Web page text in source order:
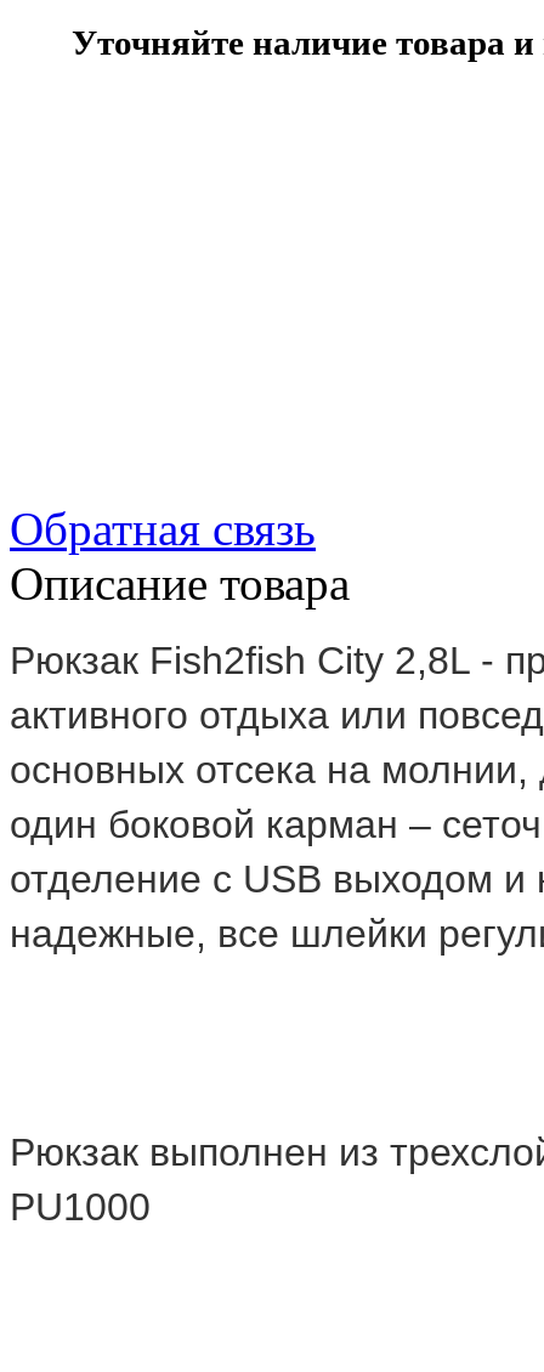
Уточняйте наличие товара
Обратная связь
Описание товара
Рюкзак Fish2fish City 2,8L -
активного отдыха или
основных отсека на
один боковой карман –
отделение с USB выходом
надежные, все шлейки
Рюкзак выполнен из
PU1000